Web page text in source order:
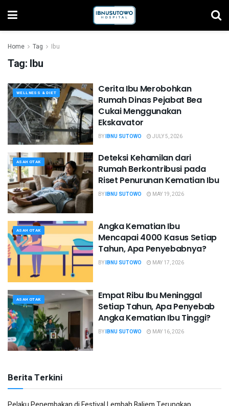
Home Tag Ibu
Tag: Ibu
WELLNESS & DIET
Cerita Ibu Merobohkan
Rumah Dinas Pejabat Bea
Cukai Menggunakan
Ekskavator
BYIBNU SUTOWO JULY 5, 2026
ASAH OTAK
Deteksi Kehamilan dari
Rumah Berkontribusi pada
Riset Penurunan Kematian Ibu
BYIBNU SUTOWO MAY 19, 2026
ASAH OTAK
Angka Kematian Ibu
Mencapai 4000 Kasus Setiap
Tahun, Apa Penyebabnya?
BYIBNU SUTOWO MAY 17, 2026
ASAH OTAK
Empat Ribu Ibu Meninggal
Setiap Tahun, Apa Penyebab
Angka Kematian Ibu Tinggi?
BYIBNU SUTOWO MAY 16, 2026
Berita Terkini